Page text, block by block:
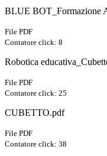
BLUE BOT_Formazione
File PDF
Contatore click: 8
Robotica
File PDF
Contatore click: 25
CUBETTO.pdf
File PDF
Contatore click: 38